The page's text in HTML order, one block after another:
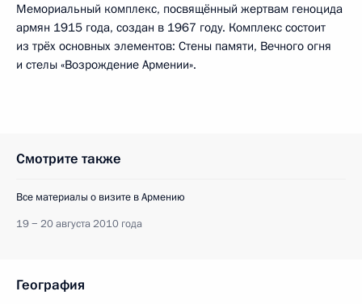
Мемориальный комплекс, посвящённый жертвам геноцида
армян 1915 года, создан в 1967 году. Комплекс состоит
из трёх основных элементов: Стены памяти, Вечного огня
и стелы «Возрождение Армении».
Смотрите также
Все материалы о визите в Армению
19 − 20 августа 2010 года
География